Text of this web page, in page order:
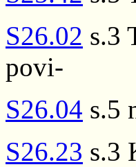
S26.02 s.3
povi-
S26.04 s.5
S26.23 s.3